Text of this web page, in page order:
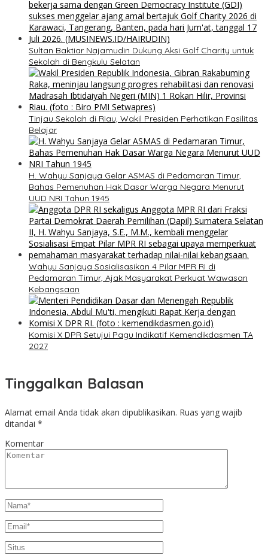
Sultan Baktiar Najamudin Dukung Aksi Golf Charity untuk
Sekolah di Bengkulu Selatan
Tinjau Sekolah di Riau, Wakil Presiden Perhatikan Fasilitas
Belajar
H. Wahyu Sanjaya Gelar ASMAS di Pedamaran Timur,
Bahas Pemenuhan Hak Dasar Warga Negara Menurut
UUD NRI Tahun 1945
Wahyu Sanjaya Sosialisasikan 4 Pilar MPR RI di
Pedamaran Timur, Ajak Masyarakat Perkuat Wawasan
Kebangsaan
Komisi X DPR Setujui Pagu Indikatif Kemendikdasmen TA
2027
Tinggalkan Balasan
Alamat email Anda tidak akan dipublikasikan. Ruas yang wajib
ditandai *
Komentar